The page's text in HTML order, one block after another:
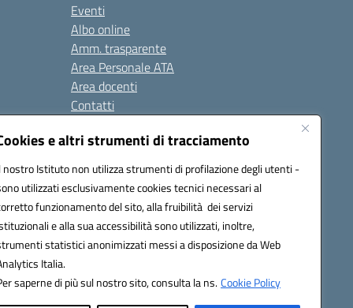
e altri strumenti di tracciamento
nostro Istituto non utilizza strumenti di profilazione degli utenti -
utilizzati esclusivamente cookies tecnici necessari al
funzionamento del sito, alla fruibilità dei servizi
e alla sua accessibilità sono utilizzati, inoltre,
statistici anonimizzati messi a disposizione da Web
Italia.
saperne di più sul nostro sito, consulta la ns.Cookie Policy
Eventi
Albo online
Amm. trasparente
Area Personale ATA
Area docenti
Contatti